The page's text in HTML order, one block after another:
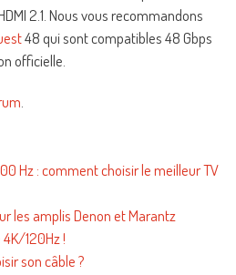
2.1. Nous vous recommandons
48 qui sont compatibles 48 Gbps
officielle.
Hz : comment choisir le meilleur TV
les amplis Denon et Marantz
120Hz !
son câble ?